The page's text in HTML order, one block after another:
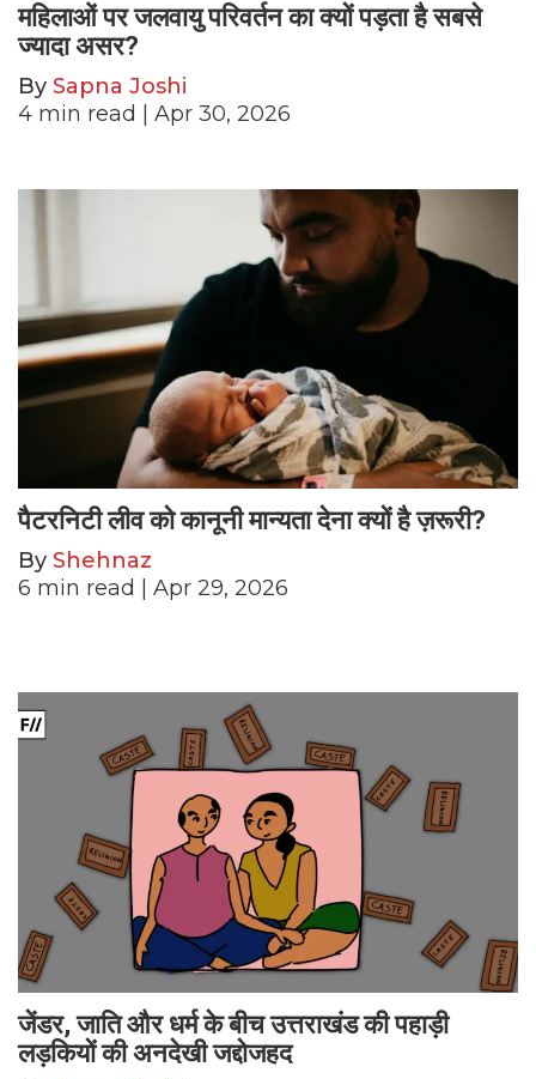
महिलाओं पर जलवायु परिवर्तन का क्यों पड़ता है सबसे
ज्यादा असर?
By Sapna Joshi
4 min read | Apr 30, 2026
पैटरनिटी लीव को कानूनी मान्यता देना क्यों है ज़रूरी?
By Shehnaz
6 min read | Apr 29, 2026
जेंडर, जाति और धर्म के बीच उत्तराखंड की पहाड़ी
लड़कियों की अनदेखी जद्दोजहद